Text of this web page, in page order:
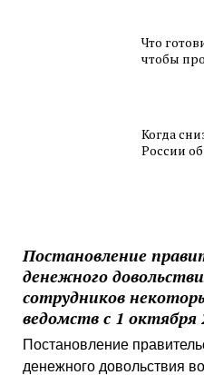
Что
чтобы
Когда
России
Постановление
денежного
сотрудников
ведомств с 1 октября
Постановление
денежного довольствия